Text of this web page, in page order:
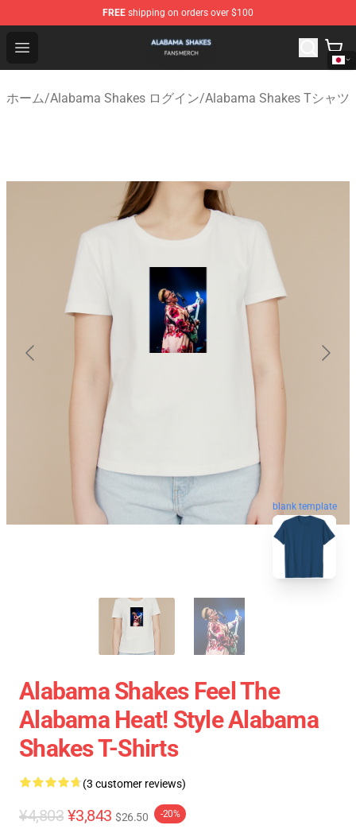
FREE shipping on orders over $100
Open menu
Alabama Shakes Shop - Official Alabama Shakes
ホーム/Alabama Shakes ログイン/Alabama Shakes Tシャツ
blank template
Alabama Shakes Feel The
Alabama Heat! Style Alabama
Shakes T-Shirts
(3 customer reviews)
¥4,803 ¥3,843 $26.50 -20%